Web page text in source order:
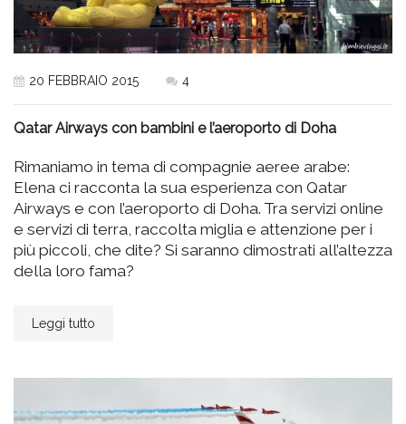
20 FEBBRAIO 2015 4
Qatar Airways con bambini e l’aeroporto di Doha
Rimaniamo in tema di compagnie aeree arabe:
Elena ci racconta la sua esperienza con Qatar
Airways e con l’aeroporto di Doha. Tra servizi online
e servizi di terra, raccolta miglia e attenzione per i
più piccoli, che dite? Si saranno dimostrati all’altezza
della loro fama?
Leggi tutto